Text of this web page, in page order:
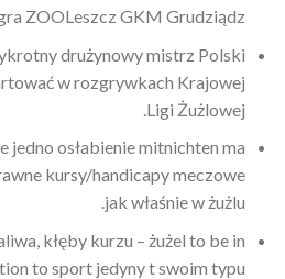
ZOOLeszcz GKM Grudziądz.
drużynowy mistrz Polski
w rozgrywkach Krajowej
Ligi Żużlowej.
jedno osłabienie mitnichten ma
kursy/handicapy meczowe
jak właśnie w żużlu.
kłęby kurzu – żużel to be in
to sport jedyny t swoim typu.